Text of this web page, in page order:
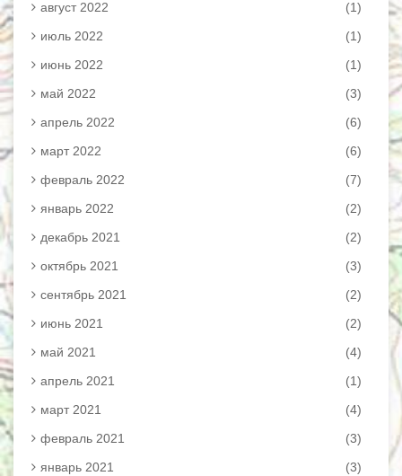
август 2022
(1)
июль 2022
(1)
июнь 2022
(1)
май 2022
(3)
апрель 2022
(6)
март 2022
(6)
февраль 2022
(7)
январь 2022
(2)
декабрь 2021
(2)
октябрь 2021
(3)
сентябрь 2021
(2)
июнь 2021
(2)
май 2021
(4)
апрель 2021
(1)
март 2021
(4)
февраль 2021
(3)
январь 2021
(3)